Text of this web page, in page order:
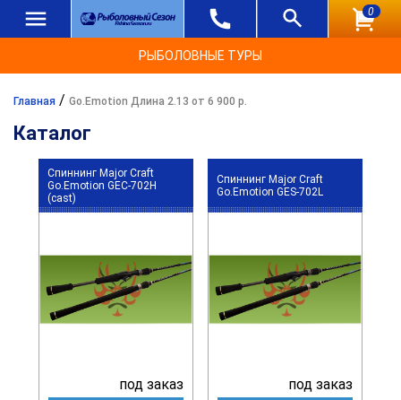
0
РЫБОЛОВНЫЕ ТУРЫ
Главная / Go.Emotion Длина 2.13 от 6 900 р.
Каталог
Спиннинг Major Craft
Go.Emotion GEC-702H
(cast)
под заказ
Спиннинг Major Craft
Go.Emotion GES-702L
под заказ